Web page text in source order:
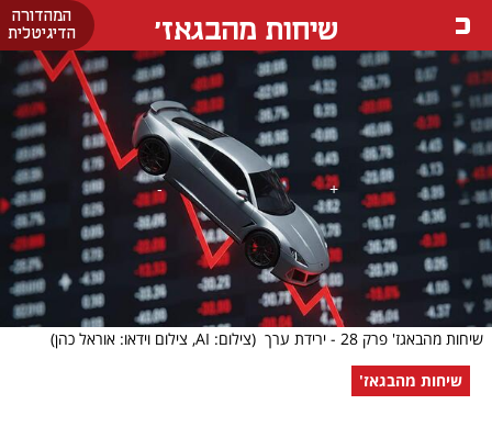
המהדורה
הדיגיטלית
שיחות מהבגאז'
שיחות מהבאגז' פרק 28 - ירידת ערך
(צילום: AI, צילום וידאו: אוראל כהן)
שיחות מהבגאז'